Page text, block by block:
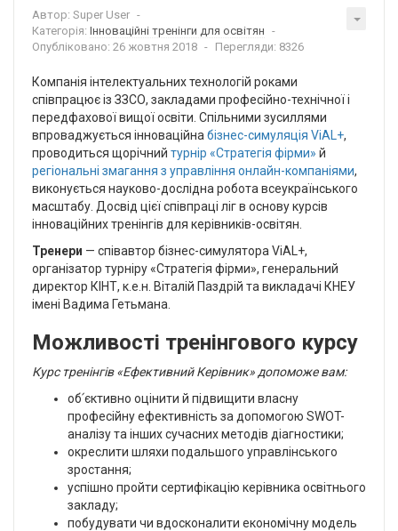
Автор: Super User
Категорія: Інноваційні тренінги для освітян
Опубліковано: 26 жовтня 2018
Перегляди: 8326
Компанія інтелектуальних технологій роками
співпрацює із ЗЗСО, закладами професійно-технічної і
передфахової вищої освіти. Спільними зусиллями
впроваджується інноваційна бізнес-симуляція ViAL+,
проводиться щорічний турнір «Стратегія фірми» й
регіональні змагання з управління онлайн-компаніями,
виконується науково-дослідна робота всеукраїнського
масштабу. Досвід цієї співпраці ліг в основу курсів
інноваційних тренінгів для керівників-освітян.
Тренери — співавтор бізнес-симулятора ViAL+,
організатор турніру «Стратегія фірми», генеральний
директор КІНТ, к.е.н. Віталій Паздрій та викладачі КНЕУ
імені Вадима Гетьмана.
Можливості тренінгового курсу
Курс тренінгів «Ефективний Керівник» допоможе вам:
об՛єктивно оцінити й підвищити власну
професійну ефективність за допомогою SWOT-
аналізу та інших сучасних методів діагностики;
окреслити шляхи подальшого управлінського
зростання;
успішно пройти сертифікацію керівника освітнього
закладу;
побудувати чи вдосконалити економічну модель